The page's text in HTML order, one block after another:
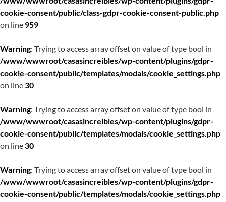
cookie-consent/public/class-gdpr-cookie-consent-public.php
on line 959
Warning: Trying to access array offset on value of type bool in
/www/wwwroot/casasincreibles/wp-content/plugins/gdpr-
cookie-consent/public/templates/modals/cookie_settings.php
on line30
Warning: Trying to access array offset on value of type bool in
/www/wwwroot/casasincreibles/wp-content/plugins/gdpr-
cookie-consent/public/templates/modals/cookie_settings.php
on line30
Warning: Trying to access array offset on value of type bool in
/www/wwwroot/casasincreibles/wp-content/plugins/gdpr-
cookie-consent/public/templates/modals/cookie_settings.php